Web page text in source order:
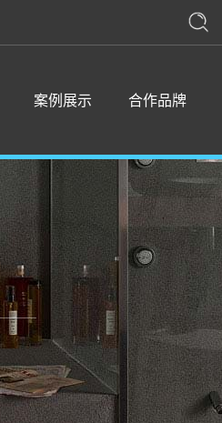
案例展示 合作品牌